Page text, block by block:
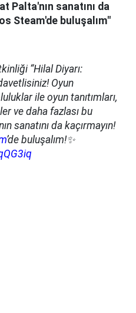
Palta'nın sanatını da
Steam'de buluşalım"
“Hilal Diyarı:
Oyun
ile oyun tanıtımları,
ve daha fazlası bu
sanatını da kaçırmayın!
’de buluşalım!✨